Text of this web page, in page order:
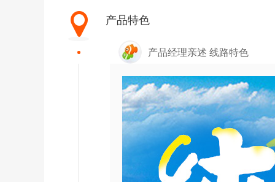
产品特色
产品经理亲述 线路特色